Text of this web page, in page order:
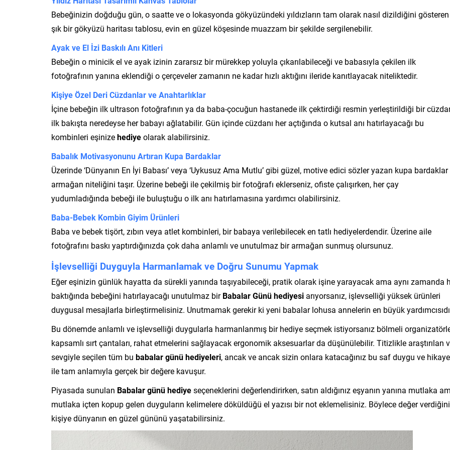
Bebeğinizin doğduğu gün, o saatte ve o lokasyonda gökyüzündeki yıldızların tam olarak nasıl dizildiğini gösteren
şık bir gökyüzü haritası tablosu, evin en güzel köşesinde muazzam bir şekilde sergilenebilir.
Ayak ve El İzi Baskılı Anı Kitleri
Bebeğin o minicik el ve ayak izinin zararsız bir mürekkep yoluyla çıkarılabileceği ve babasıyla çekilen ilk
fotoğrafının yanına eklendiği o çerçeveler zamanın ne kadar hızlı aktığını ileride kanıtlayacak niteliktedir.
Kişiye Özel Deri Cüzdanlar ve Anahtarlıklar
İçine bebeğin ilk ultrason fotoğrafının ya da baba-çocuğun hastanede ilk çektirdiği resmin yerleştirildiği bir
ilk bakışta neredeyse her babayı ağlatabilir. Gün içinde cüzdanı her açtığında o kutsal anı hatırlayacağı bu
kombinleri eşinizehediyeolarak alabilirsiniz.
Babalık Motivasyonunu Artıran Kupa Bardaklar
Üzerinde ‘Dünyanın En İyi Babası’ veya ‘Uykusuz Ama Mutlu’ gibi güzel, motive edici sözler yazan kupa
armağan niteliğini taşır. Üzerine bebeği ile çekilmiş bir fotoğrafı eklerseniz, ofiste çalışırken, her çay
yudumladığında bebeği ile buluştuğu o ilk anı hatırlamasına yardımcı olabilirsiniz.
Baba-Bebek Kombin Giyim Ürünleri
Baba ve bebek tişört, zıbın veya atlet kombinleri, bir babaya verilebilecek en tatlı hediyelerdendir. Üzerine aile
fotoğrafını baskı yaptırdığınızda çok daha anlamlı ve unutulmaz bir armağan sunmuş olursunuz.
İşlevselliği Duyguyla Harmanlamak ve Doğru Sunumu Yapmak
Eğer eşinizin günlük hayatta da sürekli yanında taşıyabileceği, pratik olarak işine yarayacak ama aynı zamanda
baktığında bebeğini hatırlayacağı unutulmaz birBabalar Günü hediyesi arıyorsanız, işlevselliği yüksek ürünleri
duygusal mesajlarla birleştirmelisiniz. Unutmamak gerekir ki yeni babalar lohusa annelerin en büyük
Bu dönemde anlamlı ve işlevselliği duygularla harmanlanmış bir hediye seçmek istiyorsanız bölmeli
kapsamlı sırt çantaları, rahat etmelerini sağlayacak ergonomik aksesuarlar da düşünülebilir. Titizlikle araştırılan
sevgiyle seçilen tüm bu babalar günü hediyeleri, ancak ve ancak sizin onlara katacağınız bu saf duygu ve hikaye
ile tam anlamıyla gerçek bir değere kavuşur.
Piyasada sunulan Babalar günü hediyeseçeneklerini değerlendirirken, satın aldığınız eşyanın yanına mutlaka
mutlaka içten kopup gelen duyguların kelimelere döküldüğü el yazısı bir not eklemelisiniz. Böylece değer
kişiye dünyanın en güzel gününü yaşatabilirsiniz.